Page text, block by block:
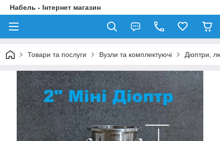
Набель - Інтернет магазин
Товари та послуги Вузли та комплектуючі Діоптри,